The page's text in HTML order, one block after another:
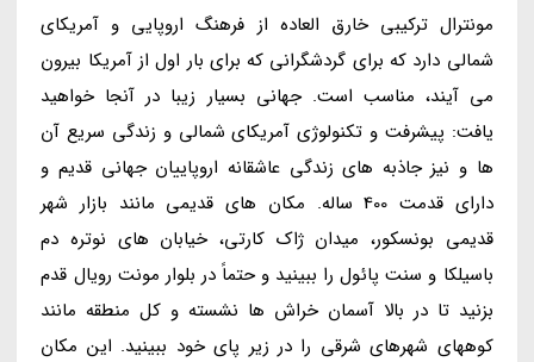
مونترال ترکیبی خارق العاده از فرهنگ اروپایی و آمریکای
شمالی دارد که برای گردشگرانی که برای بار اول از آمریکا بیرون
می آیند، مناسب است. جهانی بسیار زیبا در آنجا خواهید
یافت: پیشرفت و تکنولوژی آمریکای شمالی و زندگی سریع آن
ها و نیز جاذبه های زندگی عاشقانه اروپاییان جهانی قدیم و
دارای قدمت 400 ساله. مکان های قدیمی مانند بازار شهر
قدیمی بونسکور، میدان ژاک کارتی، خیابان های نوتره دم
باسیلکا و سنت پائول را ببینید و حتماً در بلوار مونت رویال قدم
بزنید تا در بالا آسمان خراش ها نشسته و کل منطقه مانند
کوههای شهرهای شرقی را در زیر پای خود ببینید. این مکان